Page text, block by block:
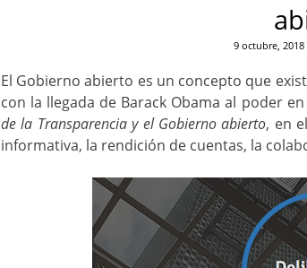
9 octubre, 2018
El Gobierno abierto es un concepto que
con la llegada de Barack Obama al poder
de la Transparencia y el Gobierno abierto, en
informativa, la rendición de cuentas, la